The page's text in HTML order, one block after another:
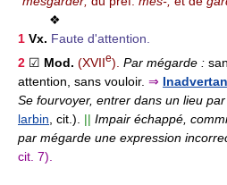
❖
1 Vx. Faute d'attention.
2 ☑ Mod. (XVIIe). Par mégarde :
attention, sans vouloir. ⇒
Se fourvoyer, entrer dans un lieu
larbin , cit.). || Impair échappé,
par mégarde une expression
cit. 7).